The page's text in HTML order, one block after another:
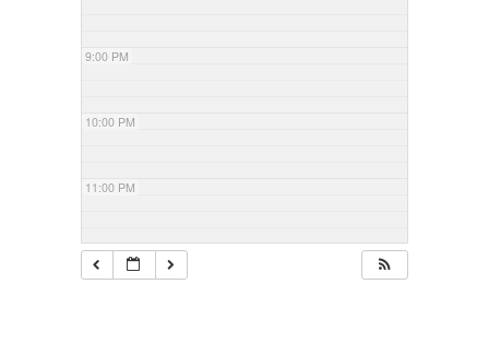
9:00 PM
10:00 PM
11:00 PM